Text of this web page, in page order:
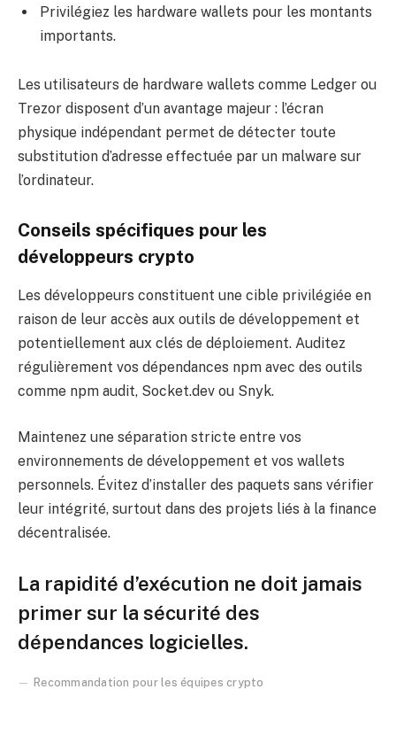
Privilégiez les hardware wallets pour les montants
importants.
Les utilisateurs de hardware wallets comme Ledger ou
Trezor disposent d’un avantage majeur : l’écran
physique indépendant permet de détecter toute
substitution d’adresse effectuée par un malware sur
l’ordinateur.
Conseils spécifiques pour les
développeurs crypto
Les développeurs constituent une cible privilégiée en
raison de leur accès aux outils de développement et
potentiellement aux clés de déploiement. Auditez
régulièrement vos dépendances npm avec des outils
comme npm audit, Socket.dev ou Snyk.
Maintenez une séparation stricte entre vos
environnements de développement et vos wallets
personnels. Évitez d’installer des paquets sans vérifier
leur intégrité, surtout dans des projets liés à la finance
décentralisée.
La rapidité d’exécution ne doit jamais
primer sur la sécurité des
dépendances logicielles.
Recommandation pour les équipes crypto